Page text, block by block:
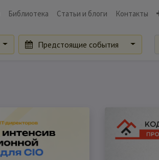
Библиотека Статьи и блоги Контакты
Предстоящие события